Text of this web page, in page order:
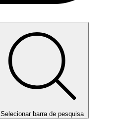
Selecionar barra de pesquisa